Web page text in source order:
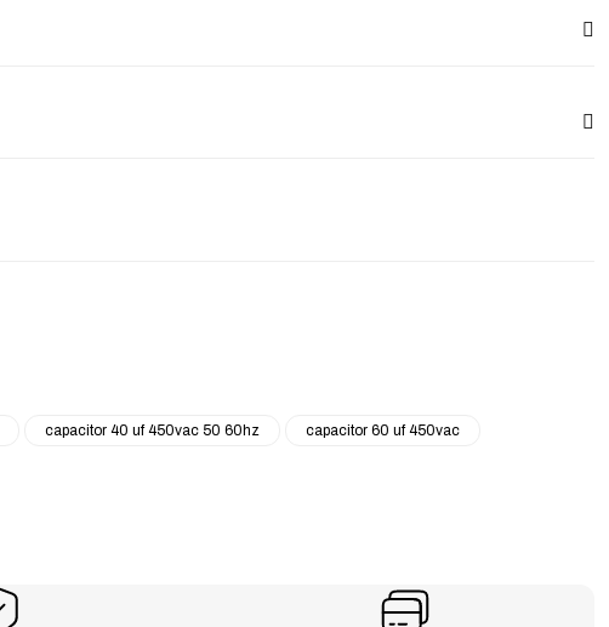
capacitor 40 uf 450vac 50 60hz capacitor 60 uf 450vac